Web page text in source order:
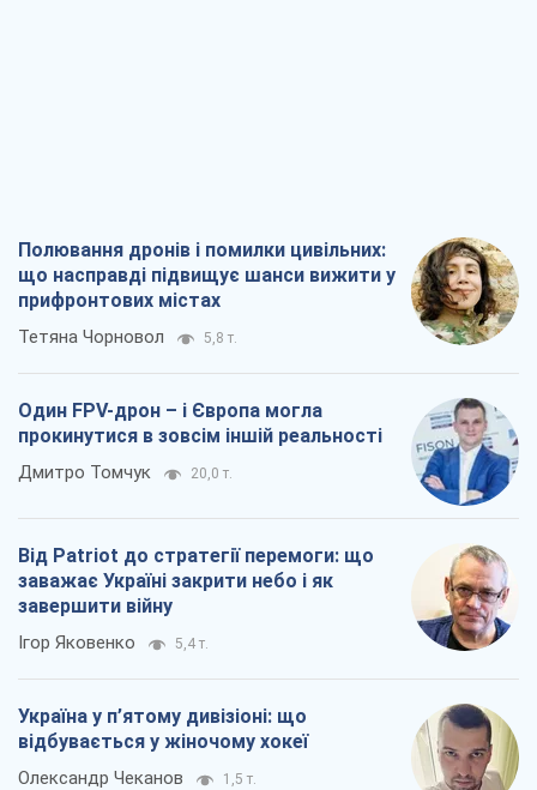
Полювання дронів і помилки цивільних:
що насправді підвищує шанси вижити у
прифронтових містах
Тетяна Чорновол 5,8 т.
Один FPV-дрон – і Європа могла
прокинутися в зовсім іншій реальності
Дмитро Томчук 20,0 т.
Від Patriot до стратегії перемоги: що
заважає Україні закрити небо і як
завершити війну
Ігор Яковенко 5,4 т.
Україна у п’ятому дивізіоні: що
відбувається у жіночому хокеї
Олександр Чеканов 1,5 т.